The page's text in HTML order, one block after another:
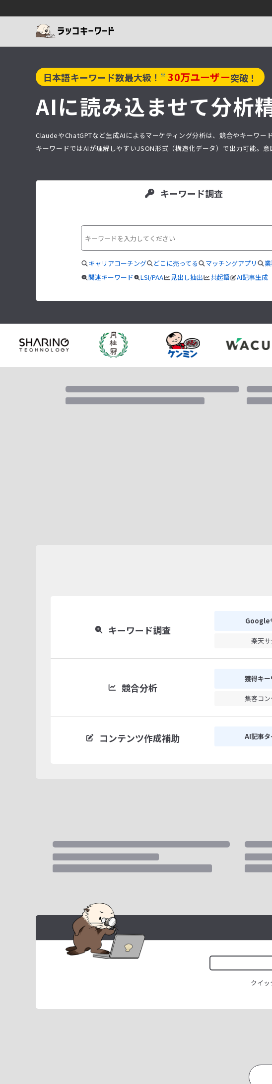
日本語キーワード数最大級！ ※ 30万ユーザー突破！
AIに読み込ませて分析
ClaudeやChatGPTなど生成AIによるマーケティング分析は、競合やキーワ
キーワードではAIが理解しやすいJSON形式（構造化データ）で出力可能。
キーワード調査
キャリアコーチング どこに売ってる マッチングアプリ
関連キーワード LSI/PAA 見出し抽出 共起語 AI記事生成
キーワード調査
Google
楽天サ
競合分析
獲得キ
集客コ
コンテンツ作成補助 AI記事
クイッ